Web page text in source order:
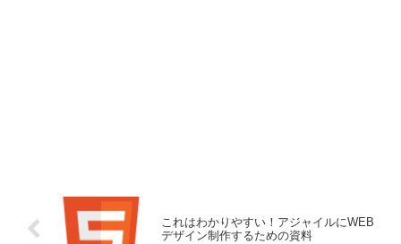
これはわかりやすい！アジャイルにWEB
デザイン制作するための資料